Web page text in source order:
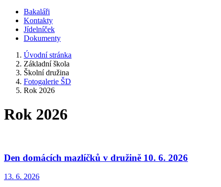
Bakaláři
Kontakty
Jídelníček
Dokumenty
Úvodní stránka
Základní škola
Školní družina
Fotogalerie ŠD
Rok 2026
Rok 2026
Den domácích mazlíčků v družině 10. 6. 2026
13. 6. 2026